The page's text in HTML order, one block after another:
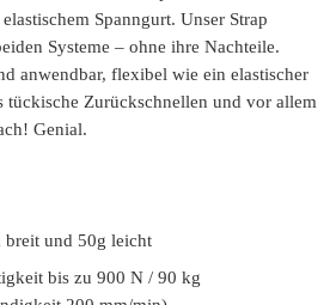
Spanngurt. Unser Strap
Systeme – ohne ihre Nachteile.
anwendbar, flexibel wie ein elastischer
tückische Zurückschnellen und vor allem
Genial.
breit und 50g leicht
bis zu 900 N / 90 kg